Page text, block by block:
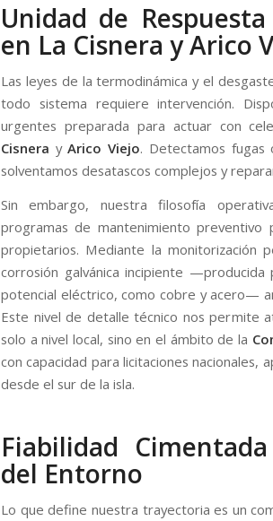
Unidad de
en La Cisnera y Arico
Las leyes de la termodinámica y el
todo sistema requiere intervención.
urgentes preparada para actuar con
Cisnera yArico Viejo. Detectamos fugas
solventamos desatascos complejos y
Sin embargo, nuestra filosofía
programas de mantenimiento preventivo
propietarios. Mediante la monitorización
corrosión galvánica incipiente
potencial eléctrico, como cobre y acero—
Este nivel de detalle técnico nos permite
solo a nivel local, sino en el ámbito de la
con capacidad para licitaciones nacionales,
desde el sur de la isla.
Fiabilidad
del Entorno
Lo que define nuestra trayectoria es un